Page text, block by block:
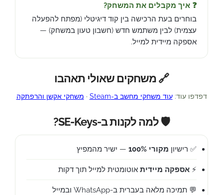
❓ איך מקבלים את המשחק?
בוחרים בעת הרכישה בין קוד דיגיטלי (מפתח להפעלה
עצמית) לבין משתמש חדש (חשבון טעון במשחק) —
אספקה מיידית למייל.
🔗 משחקים שאולי תאהבו
דפדפו עוד:עוד משחקי מחשב ב-Steam · משחקי אקשן והרפתקה
🛡️ למה לקנות ב-SE-Keys?
✅ רישיון מקורי 100% — ישיר מהמפיץ
⚡ אספקה מיידית אוטומטית למייל תוך דקות
💬 תמיכה מלאה בעברית ב-WhatsApp ובמייל